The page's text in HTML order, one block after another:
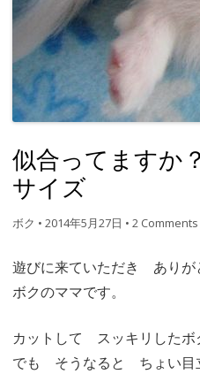
似合ってますか
サイズ
ボク • 2014年5月27日 • 2 Comments
遊びに来ていただき ありが
ボクのママです。
カットして スッキリしたボ
でも そうなると ちょい目